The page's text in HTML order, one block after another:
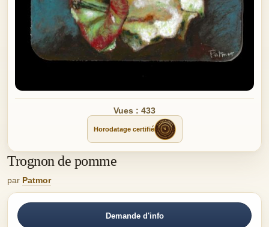
Vues : 433
Horodatage certifié
Trognon de pomme
par Patmor
Demande d'info